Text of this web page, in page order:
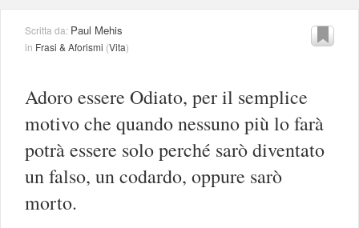
Scritta da: Paul Mehis
in Frasi & Aforismi (Vita)
Adoro essere Odiato, per il semplice
motivo che quando nessuno più lo farà
potrà essere solo perché sarò diventato
un falso, un codardo, oppure sarò
morto.